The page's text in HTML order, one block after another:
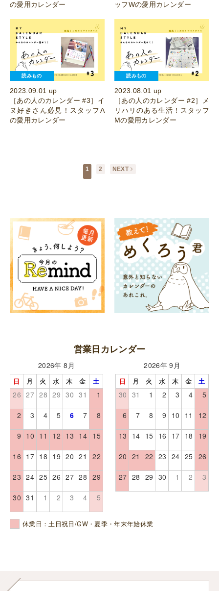
の愛用カレンダー
ッフWの愛用カレンダー
読みもの
2023.09.01 up
［あの人のカレンダー #3］イ
ヌ好きさん必見！スタッフA
の愛用カレンダー
読みもの
2023.08.01 up
［あの人のカレンダー #2］メ
リハリのある生活！スタッフ
Mの愛用カレンダー
1 2 NEXT
営業日カレンダー
2026年 8月
日 月 火 水 木 金 土
26 27 28 29 30 31 1
2 3 4 5 6 7 8
9 10 11 12 13 14 15
16 17 18 19 20 21 22
23 24 25 26 27 28 29
30 31 1 2 3 4 5
2026年 9月
日 月 火 水 木 金 土
30 31 1 2 3 4 5
6 7 8 9 10 11 12
13 14 15 16 17 18 19
20 21 22 23 24 25 26
27 28 29 30 1 2 3
休業日：土日祝日/GW・夏季・年末年始休業